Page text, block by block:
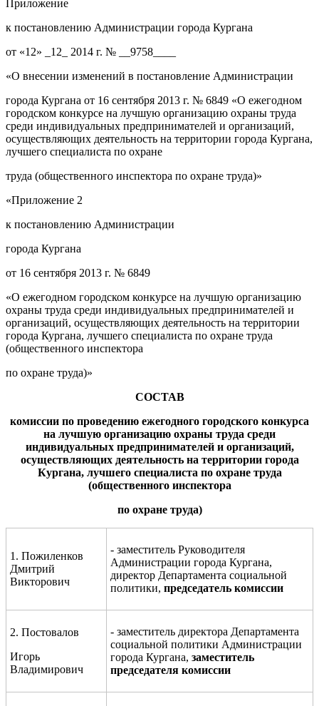
Приложение
к постановлению Администрации города Кургана
от «12» _12_ 2014 г. № __9758____
«О внесении изменений в постановление Администрации
города Кургана от 16 сентября 2013 г. № 6849 «О ежегодном
городском конкурсе на лучшую организацию охраны труда
среди индивидуальных предпринимателей и организаций,
осуществляющих деятельность на территории города Кургана,
лучшего специалиста по охране
труда (общественного инспектора по охране труда)»
«Приложение 2
к постановлению Администрации
города Кургана
от 16 сентября 2013 г. № 6849
«О ежегодном городском конкурсе на лучшую организацию
охраны труда среди индивидуальных предпринимателей и
организаций, осуществляющих деятельность на территории
города Кургана, лучшего специалиста по охране труда
(общественного инспектора
по охране труда)»
СОСТАВ
комиссии по проведению ежегодного городского конкурса
на лучшую организацию охраны труда среди
индивидуальных предпринимателей и организаций,
осуществляющих деятельность на территории города
Кургана, лучшего специалиста по охране труда
(общественного инспектора
по охране труда)
1. Пожиленков
Дмитрий
Викторович
- заместитель Руководителя
Администрации города Кургана,
директор Департамента социальной
политики, председатель комиссии
2. Постовалов
Игорь
Владимирович
- заместитель директора Департамента
социальной политики Администрации
города Кургана, заместитель
председателя комиссии